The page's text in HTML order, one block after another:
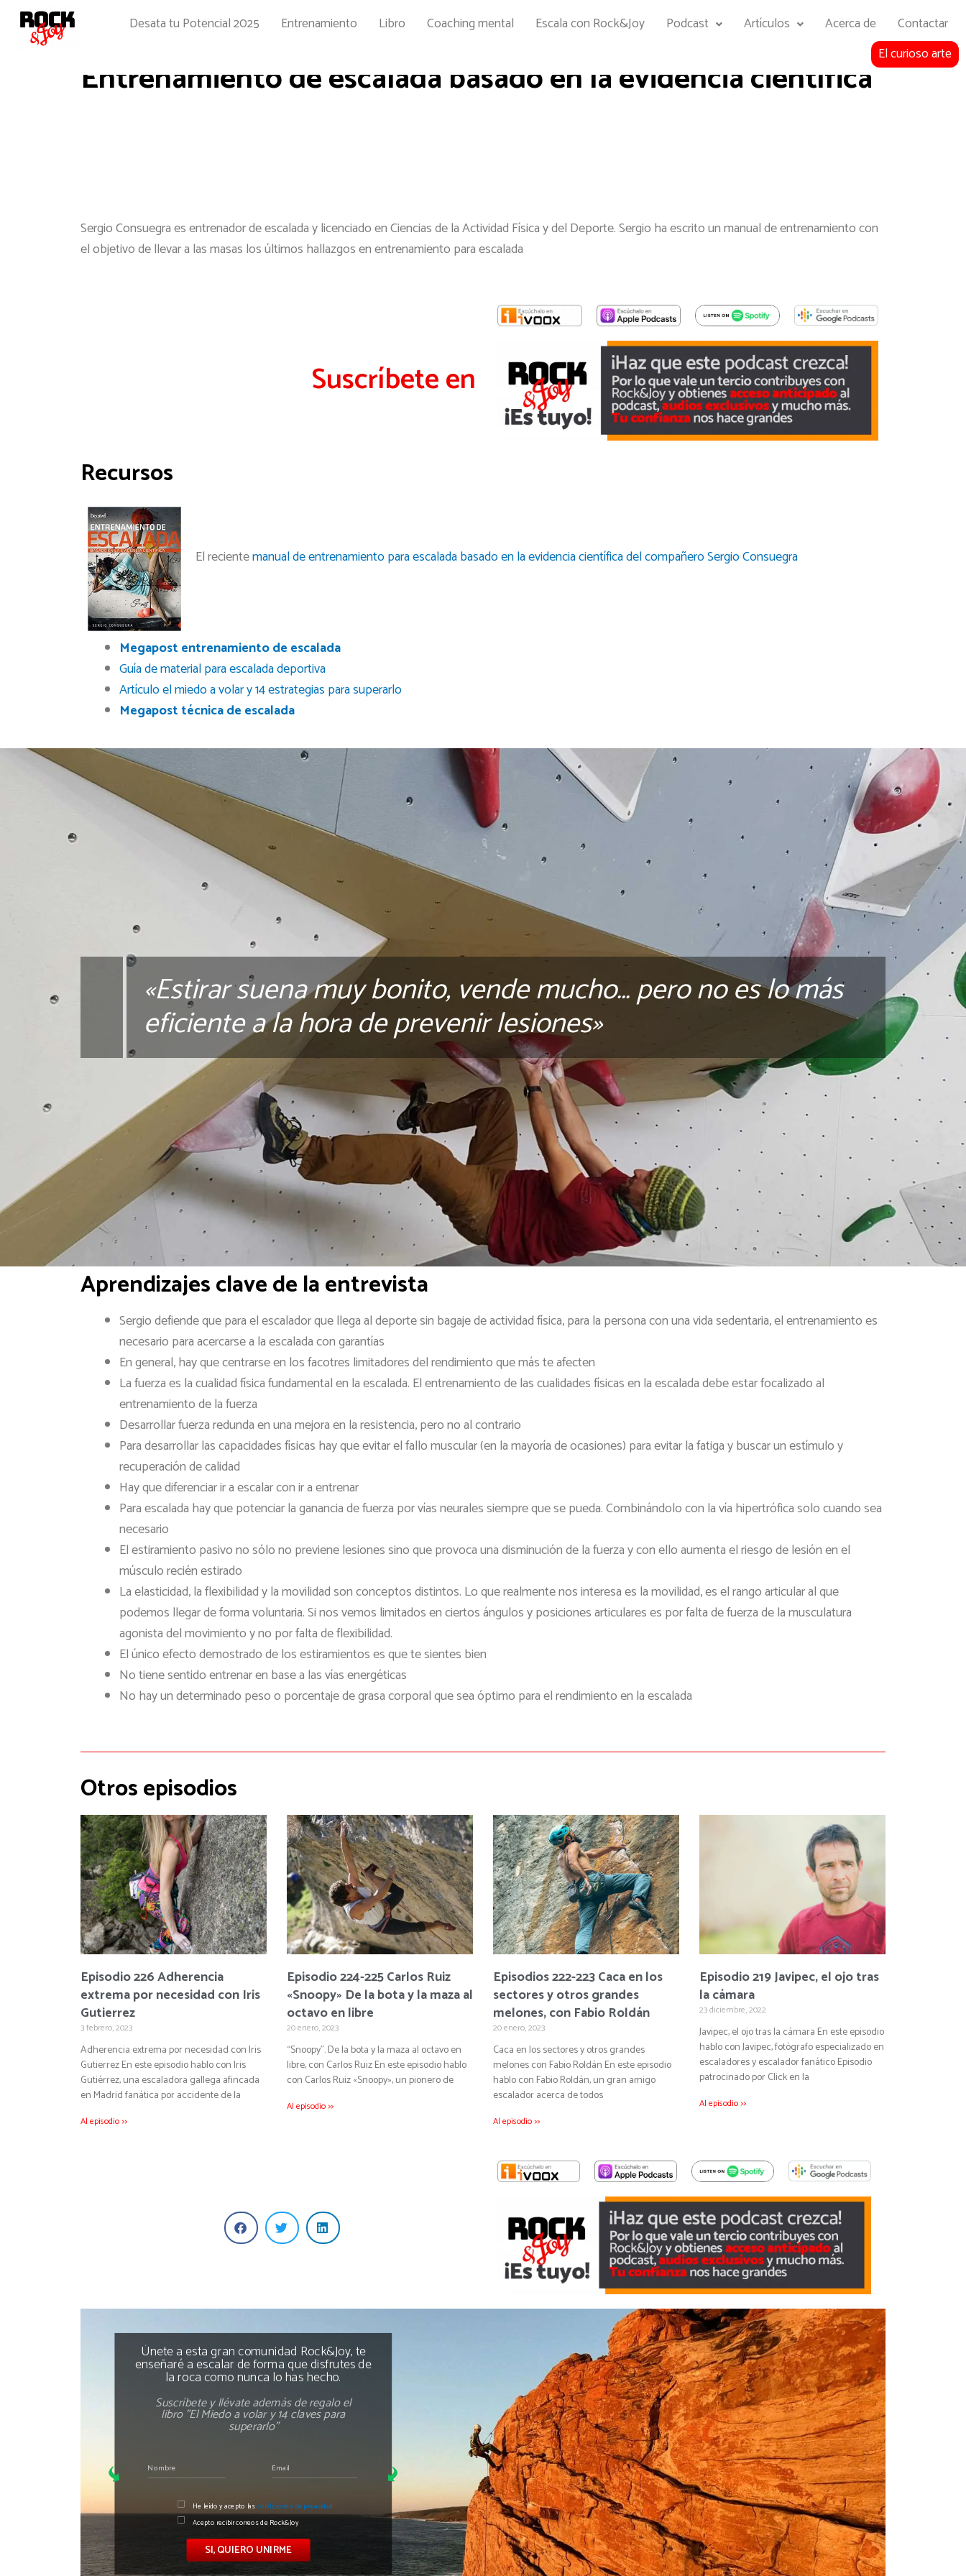
contenido
Desata tu Potencial 2025 Entrenamiento Libro Coaching mental Escala con Rock&Joy Podcast Artículos Acerca de
Contactar
El curioso arte
Entrenamiento de escalada basado en la evidencia científica
Sergio Consuegra es entrenador de escalada y licenciado en Ciencias de la Actividad Física y del Deporte. Sergio ha escrito un manual de entrenamiento con
el objetivo de llevar a las masas los últimos hallazgos en entrenamiento para escalada
Suscríbete en
Recursos
El recientemanual de entrenamiento para escalada basado en la evidencia científica del compañero Sergio Consuegra
Megapost entrenamiento de escalada
Guía de material para escalada deportiva
Artículo el miedo a volar y 14 estrategias para superarlo
Megapost técnica de escalada
«Estirar suena muy bonito, vende mucho… pero no es lo más
eficiente a la hora de prevenir lesiones»
Aprendizajes clave de la entrevista
Sergio defiende que para el escalador que llega al deporte sin bagaje de actividad física, para la persona con una vida sedentaria, el entrenamiento es
necesario para acercarse a la escalada con garantías
En general, hay que centrarse en los facotres limitadores del rendimiento que más te afecten
La fuerza es la cualidad física fundamental en la escalada. El entrenamiento de las cualidades físicas en la escalada debe estar focalizado al
entrenamiento de la fuerza
Desarrollar fuerza redunda en una mejora en la resistencia, pero no al contrario
Para desarrollar las capacidades físicas hay que evitar el fallo muscular (en la mayoría de ocasiones) para evitar la fatiga y buscar un estímulo y
recuperación de calidad
Hay que diferenciar ir a escalar con ir a entrenar
Para escalada hay que potenciar la ganancia de fuerza por vías neurales siempre que se pueda. Combinándolo con la vía hipertrófica solo cuando sea
necesario
El estiramiento pasivo no sólo no previene lesiones sino que provoca una disminución de la fuerza y con ello aumenta el riesgo de lesión en el
músculo recién estirado
La elasticidad, la flexibilidad y la movilidad son conceptos distintos. Lo que realmente nos interesa es la movilidad, es el rango articular al que
podemos llegar de forma voluntaria. Si nos vemos limitados en ciertos ángulos y posiciones articulares es por falta de fuerza de la musculatura
agonista del movimiento y no por falta de flexibilidad.
El único efecto demostrado de los estiramientos es que te sientes bien
No tiene sentido entrenar en base a las vías energéticas
No hay un determinado peso o porcentaje de grasa corporal que sea óptimo para el rendimiento en la escalada
Otros episodios
Episodio 226Adherencia
extrema por necesidad con Iris
Gutierrez
3 febrero, 2023
Adherencia extrema por necesidad con Iris
Gutierrez En este episodio hablo con Iris
Gutiérrez, una escaladora gallega afincada
en Madrid fanática por accidente de la
Al episodio >>
Episodio 224-225 Carlos Ruiz
«Snoopy» De la bota y la maza al
octavo en libre
20 enero, 2023
“Snoopy”. De la bota y la maza al octavo en
libre, con Carlos Ruiz En este episodio hablo
con Carlos Ruiz «Snoopy», un pionero de
Al episodio >>
Episodios 222-223 Caca en los
sectores y otros grandes
melones, con Fabio Roldán
20 enero, 2023
Caca en los sectores y otros grandes
melones con Fabio Roldán En este episodio
hablo con Fabio Roldán, un gran amigo
escalador acerca de todos
Al episodio >>
Episodio 219 Javipec, el ojo tras
la cámara
23 diciembre, 2022
Javipec, el ojo tras la cámara En este episodio
hablo con Javipec, fotógrafo especializado en
escaladores y escalador fanático Episodio
patrocinado por Click en la
Al episodio >>
Únete a esta gran comunidad Rock&Joy, te
enseñaré a escalar de forma que disfrutes de
la roca como nunca lo has hecho.
Acepto recibir correos de Rock&Joy
Suscríbete y llévate además de regalo el
libro "El Miedo a volar y 14 claves para
superarlo"
He leído y acepto lascondiciones de privacidad
SI, QUIERO UNIRME